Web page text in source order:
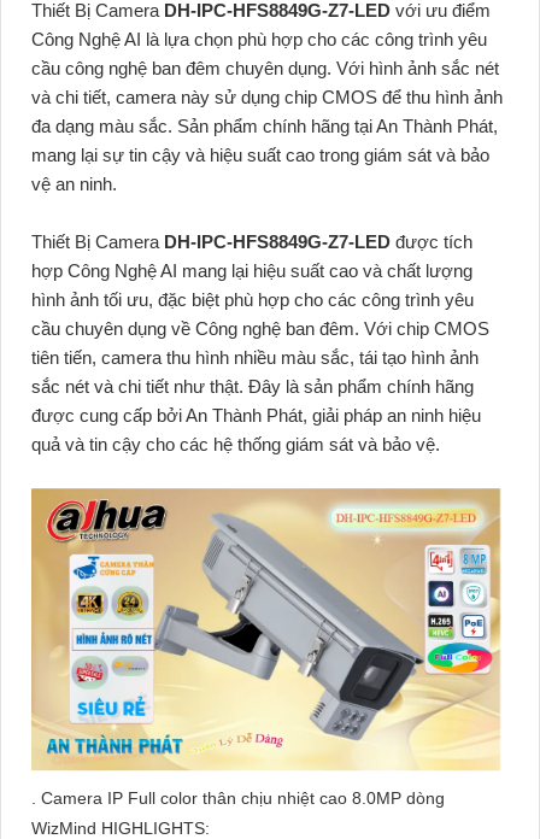
Thiết Bị Camera DH-IPC-HFS8849G-Z7-LED với ưu điểm
Công Nghệ AI là lựa chọn phù hợp cho các công trình yêu
cầu công nghệ ban đêm chuyên dụng. Với hình ảnh sắc nét
và chi tiết, camera này sử dụng chip CMOS để thu hình ảnh
đa dạng màu sắc. Sản phẩm chính hãng tại An Thành Phát,
mang lại sự tin cậy và hiệu suất cao trong giám sát và bảo
vệ an ninh.
Thiết Bị Camera DH-IPC-HFS8849G-Z7-LED được tích
hợp Công Nghệ AI mang lại hiệu suất cao và chất lượng
hình ảnh tối ưu, đặc biệt phù hợp cho các công trình yêu
cầu chuyên dụng về Công nghệ ban đêm. Với chip CMOS
tiên tiến, camera thu hình nhiều màu sắc, tái tạo hình ảnh
sắc nét và chi tiết như thật. Đây là sản phẩm chính hãng
được cung cấp bởi An Thành Phát, giải pháp an ninh hiệu
quả và tin cậy cho các hệ thống giám sát và bảo vệ.
. Camera IP Full color thân chịu nhiệt cao 8.0MP dòng
WizMind HIGHLIGHTS: